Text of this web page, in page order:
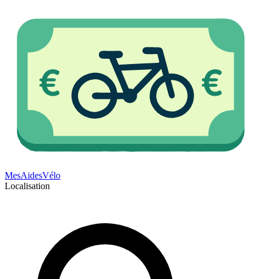
MesAidesVélo
Localisation